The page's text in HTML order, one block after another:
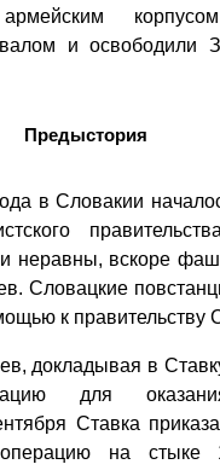
армейским
и освободили
Предыстория
в Словакии
неравны, вскоре
Словацкие
к правительству
докладывая в
для
Ставка
операцию на